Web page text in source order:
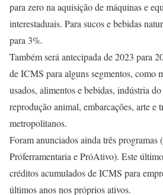
para zero na aquisição de máquinas e
interestaduais. Para sucos e bebidas
para 3%.
Também será antecipada de 2023 para
de ICMS para alguns segmentos, como
usados, alimentos e bebidas, indústria
reprodução animal, embarcações, arte e
metropolitanos.
Foram anunciados ainda três programas
Próferramentaria e PróAtivo). Este
créditos acumulados de ICMS para
últimos anos nos próprios ativos.